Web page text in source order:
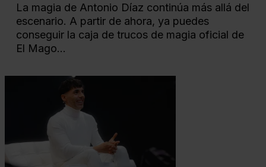
La magia de Antonio Díaz continúa más allá del
escenario. A partir de ahora, ya puedes
conseguir la caja de trucos de magia oficial de
El Mago...